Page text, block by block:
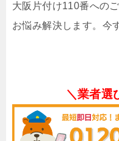
大阪片付け110番への
お悩み解決します。今
＼業者選